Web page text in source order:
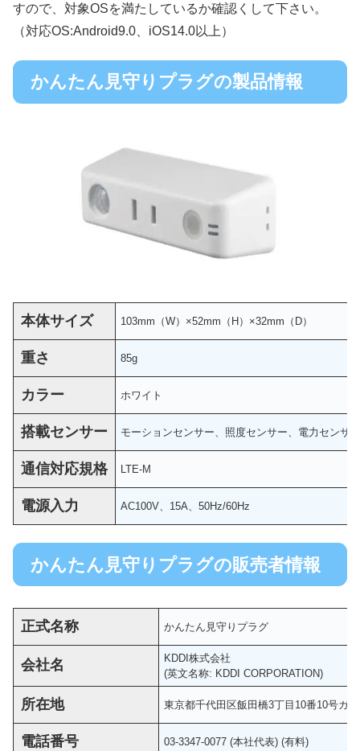
すので、対象OSを満たしているか確認くして下さい。
（対応OS:Android9.0、iOS14.0以上）
かんたん見守りプラグの製品情報
本体サイズ 103mm（W）×52mm（H）×32mm（D）
重さ 85g
カラー ホワイト
搭載センサー モーションセンサー、照度センサー、電力センサ
通信対応規格 LTE-M
電源入力 AC100V、15A、50Hz/60Hz
かんたん見守りプラグの販売者情報
正式名称 かんたん見守りプラグ
会社名
KDDI株式会社
(英文名称: KDDI CORPORATION)
所在地 東京都千代田区飯田橋3丁目10番10号ガ
電話番号 03-3347-0077 (本社代表) (有料)